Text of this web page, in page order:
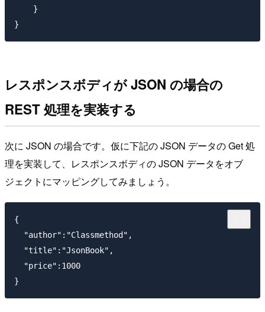
    }
レスポンスボディが JSON の場合の
REST 処理を実装する
次に JSON の場合です。仮に下記の JSON データの Get 処
理を実装して、レスポンスボディの JSON データをオブ
ジェクトにマッピングしてみましょう。
{
  "author":"Classmethod",
  "title":"JsonBook",
  "price":1000